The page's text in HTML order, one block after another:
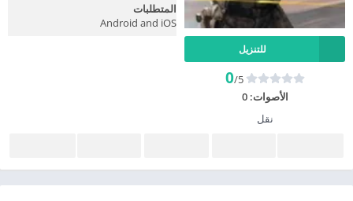
للتنزيل
0/5
الأصوات:0
نقل
المتطلبات
Android and iOS